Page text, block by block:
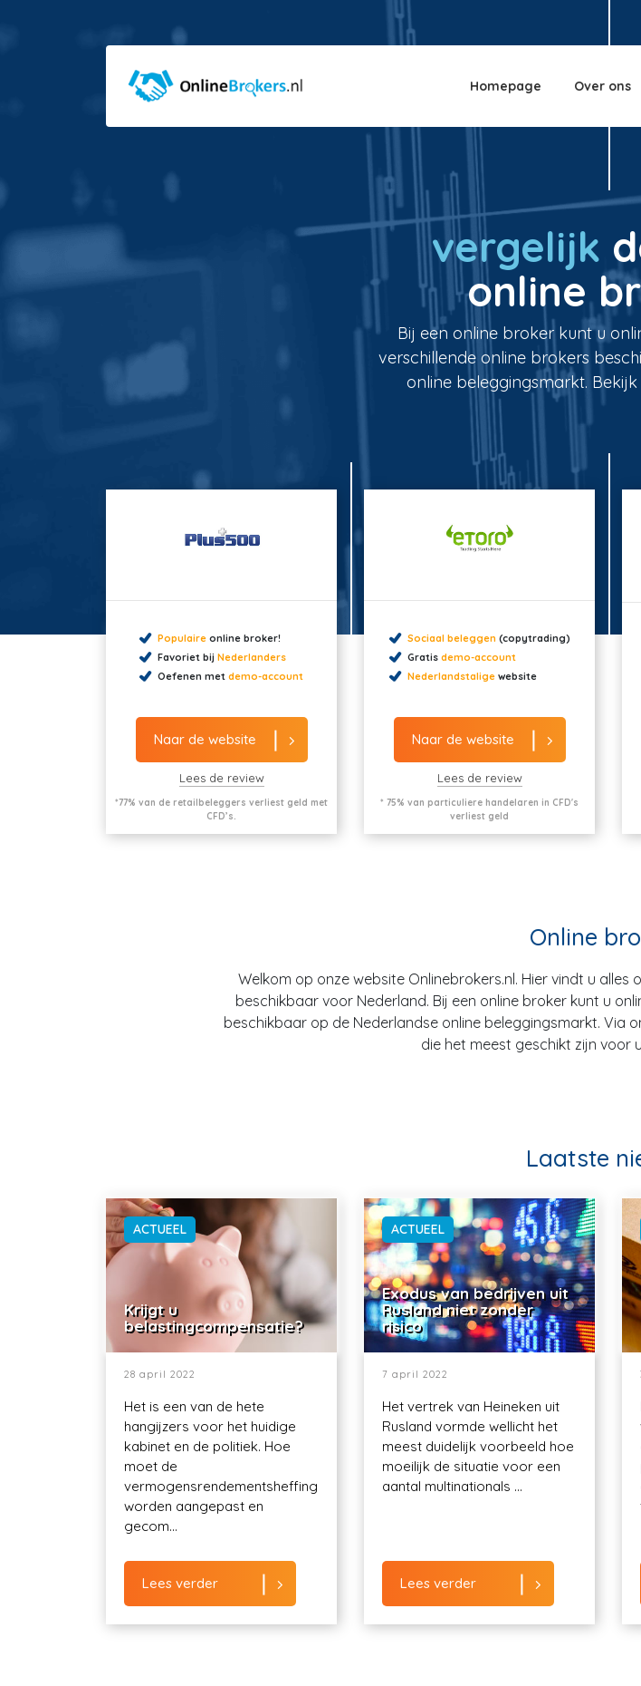
Homepage Over ons
vergelijk
online
Bij een online broker kunt u
verschillende online brokers
online beleggingsmarkt.
Populaire online broker!
Favoriet bij Nederlanders
Oefenen met demo-account
Naar de website
Lees de review
*77% van de retailbeleggers verliest geld met
CFD’s.
Sociaal beleggen (copytrading)
Gratis demo-account
Nederlandstaligewebsite
Naar de website
Lees de review
* 75% van particuliere handelaren in CFD's
verliest geld
Online
Welkom op onze website Onlinebrokers.nl. Hier vindt u
beschikbaar voor Nederland. Bij een online broker kunt u
beschikbaar op de Nederlandse online beleggingsmarkt. Via
die het meest geschikt zijn voor
Laatste
ACTUEEL
Krijgt u
belastingcompensatie?
28 april 2022
Het is een van de hete
hangijzers voor het huidige
kabinet en de politiek. Hoe
moet de
vermogensrendementsheffing
worden aangepast en
gecom...
Lees verder
ACTUEEL
Exodus van bedrijven uit
Rusland niet zonder
risico
7 april 2022
Het vertrek van Heineken uit
Rusland vormde wellicht het
meest duidelijk voorbeeld hoe
moeilijk de situatie voor een
aantal multinationals ...
Lees verder